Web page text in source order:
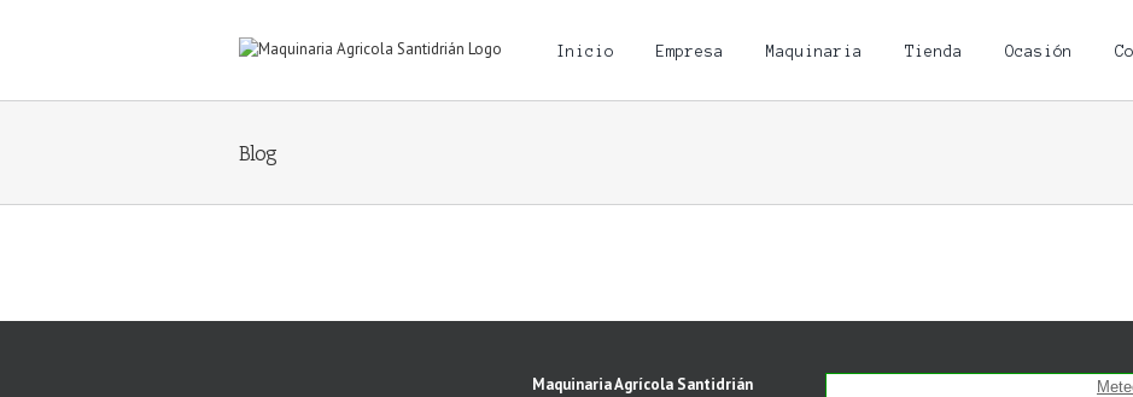
Inicio Empresa Maquinaria Tienda Ocasión
Blog
Maquinaria Agrícola Santidrián